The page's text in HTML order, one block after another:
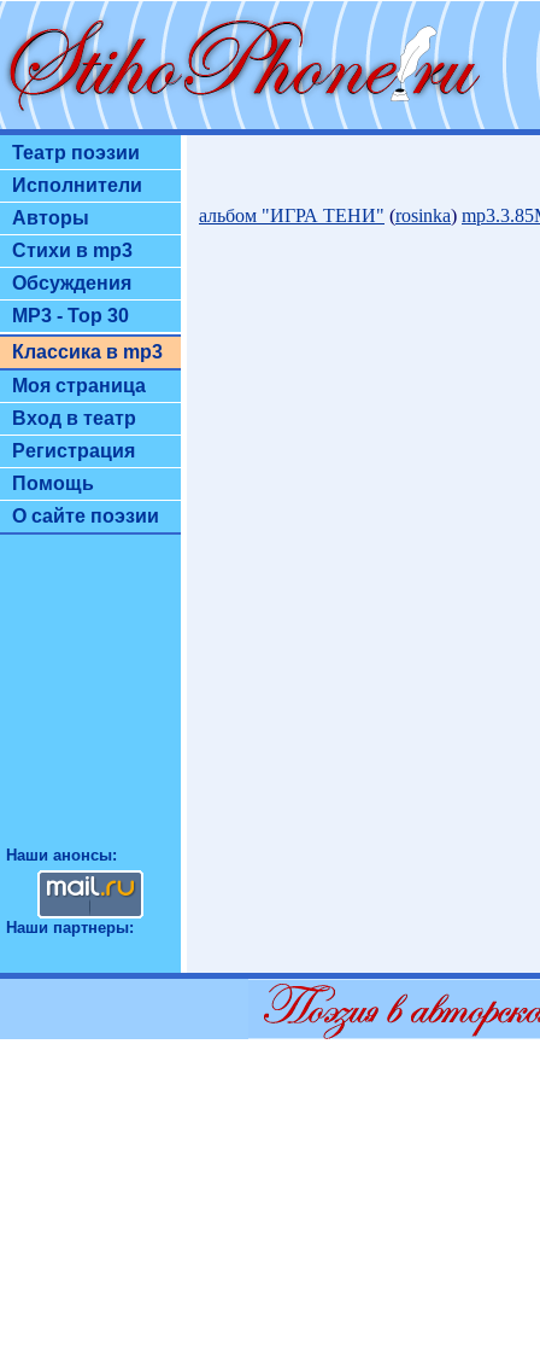
Театр поэзии
Исполнители
Авторы
Стихи в mp3
Обсуждения
MP3 - Top 30
Классика в mp3
Моя страница
Вход в театр
Регистрация
Помощь
О сайте поэзии
Наши анонсы:
Наши партнеры:
альбом "ИГРА ТЕНИ" (rosinka)